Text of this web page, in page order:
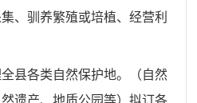
、驯养繁殖或培植、经营利
全县各类自然保护地。（自然
遗产、地质公园等）拟订各